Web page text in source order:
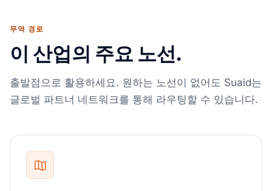
무역 경로
이 산업의 주요 노선.
출발점으로 활용하세요. 원하는 노선이 없어도 Suaid는
글로벌 파트너 네트워크를 통해 라우팅할 수 있습니다.